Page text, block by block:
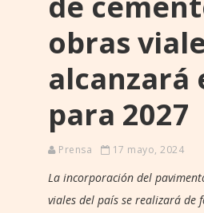
obras
alcanzará
para 2027
Prensa 17 mayo, 2024
La incorporación del
viales del país se realizará de